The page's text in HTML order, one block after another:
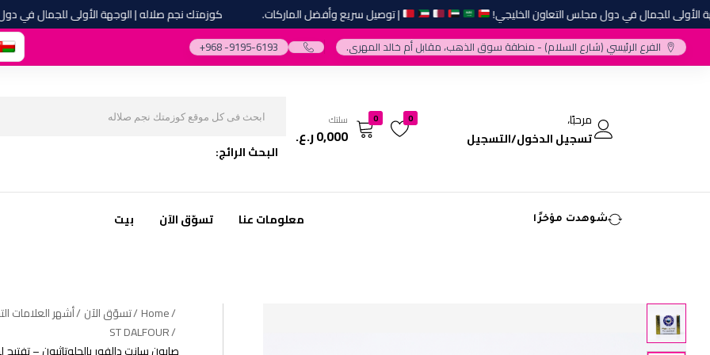
للجمال في دول مجلس التعاون الخليجي! | توصيل سريع وأفضل الماركات. كوزمتك نجم صلاله | الوجهة الأولى للجمال في دول
الفرع الرئيسي (شارع السلام) - منطقة سوق الذهب، مقابل أم خالد المهري. ‎+968 -9195-6193‎
البحث الرائج:
مرحبًا،
تسجيل الدخول/التسجيل
0
0 سلتك
0,000ر.ع.
بيت تسوّق الآن معلومات عنا شوهدت مؤخرًا
Home تسوّق الآن أشهر العلامات
ST DALFOUR